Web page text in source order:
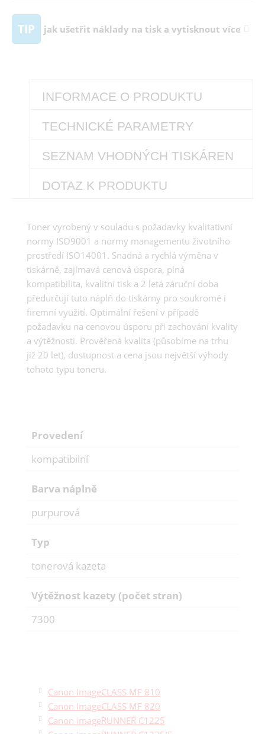
TIP jak ušetřit náklady na tisk a vytisknout více
INFORMACE O PRODUKTU
TECHNICKÉ PARAMETRY
SEZNAM VHODNÝCH TISKÁREN
DOTAZ K PRODUKTU
Toner vyrobený v souladu s požadavky kvalitativní
normy ISO9001 a normy managementu životního
prostředí ISO14001. Snadná a rychlá výměna v
tiskárně, zajímavá cenová úspora, plná
kompatibilita, kvalitní tisk a 2 letá záruční doba
předurčují tuto náplň do tiskárny pro soukromé i
firemní využití. Optimální řešení v případě
požadavku na cenovou úsporu při zachování kvality
a výtěžnosti. Prověřená kvalita (působíme na trhu
již 20 let), dostupnost a cena jsou největší výhody
tohoto typu toneru.
Provedení
kompatibilní
Barva náplně
purpurová
Typ
tonerová kazeta
Výtěžnost kazety (počet stran)
7300
Canon ImageCLASS MF 810
Canon ImageCLASS MF 820
Canon imageRUNNER C1225